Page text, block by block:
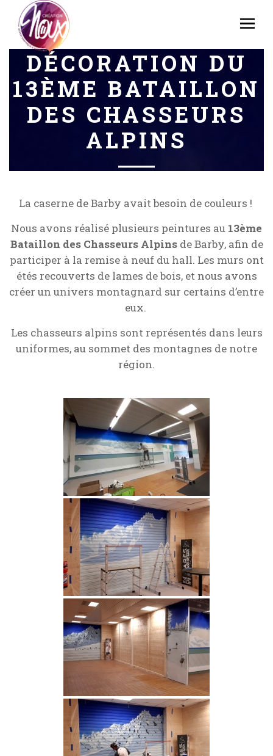
DÉCORATION DU
13ÈME BATAILLON
DES CHASSEURS
ALPINS
La caserne de Barby avait besoin de couleurs !
Nous avons réalisé plusieurs peintures au 13ème
Bataillon des Chasseurs Alpinsde Barby, afin de
participer à la remise à neuf du hall. Les murs ont
étés recouverts de lames de bois, et nous avons
créer un univers montagnard sur certains d’entre
eux.
Les chasseurs alpins sont représentés dans leurs
uniformes, au sommet des montagnes de notre
région.